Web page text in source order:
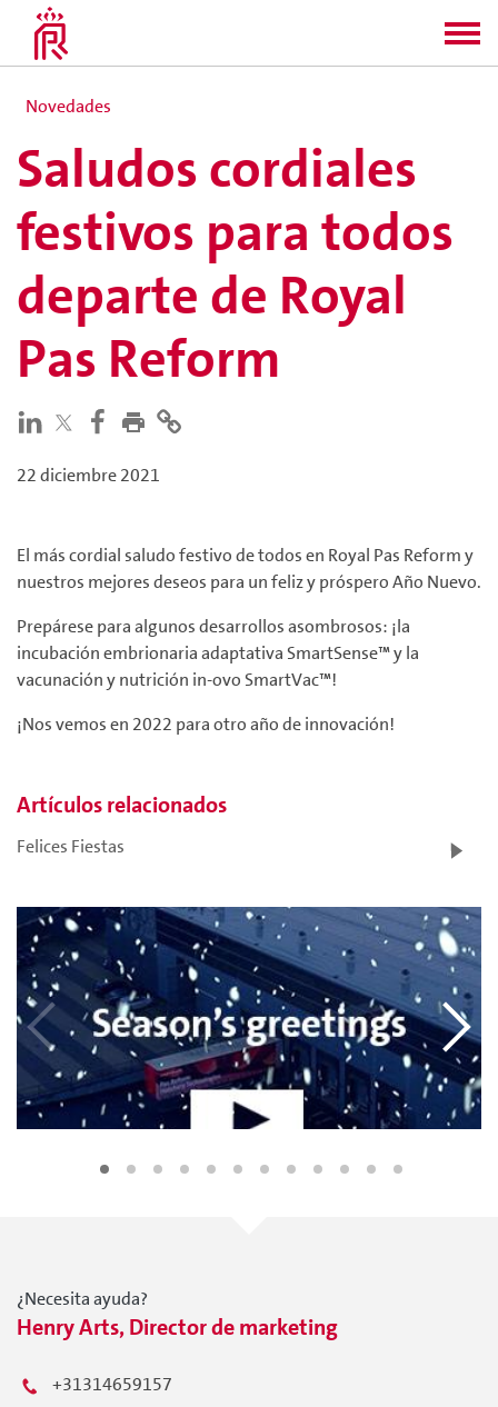
Novedades
Saludos cordiales
festivos para todos
departe de Royal
Pas Reform
22 diciembre 2021
El más cordial saludo festivo de todos en Royal Pas Reform y
nuestros mejores deseos para un feliz y próspero Año Nuevo.
Prepárese para algunos desarrollos asombrosos: ¡la
incubación embrionaria adaptativa SmartSense™ y la
vacunación y nutrición in-ovo SmartVac™!
¡Nos vemos en 2022 para otro año de innovación!
Artículos relacionados
Felices Fiestas
¿Necesita ayuda?
Henry Arts, Director de marketing
+31314659157